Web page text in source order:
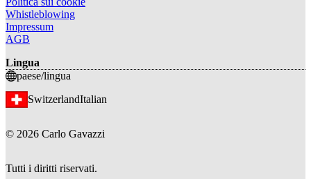
Whistleblowing
Impressum
AGB
Lingua
paese/lingua
SwitzerlandItalian
© 2026 Carlo Gavazzi
Tutti i diritti riservati.